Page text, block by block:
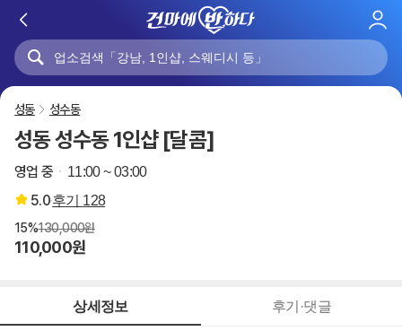
로
성동 성수동
성동 성수동 1인샵 [달콤]
영업 중 11:00 ~ 03:00
5.0후기 128
15%130,000원
110,000원
상세정보 후기·댓글